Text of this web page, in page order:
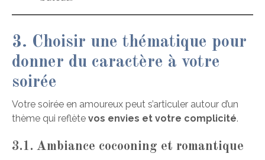
3. Choisir une thématique pour
donner du caractère à votre
soirée
Votre soirée en amoureux peut s’articuler autour d’un
thème qui reflète vos envies et votre complicité.
3.1. Ambiance cocooning et romantique